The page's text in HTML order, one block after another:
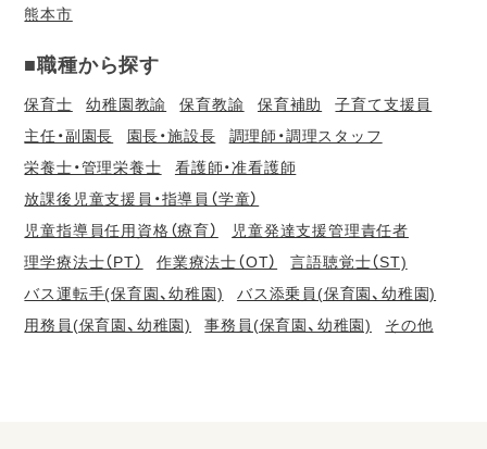
熊本市
■職種から探す
保育士 幼稚園教諭 保育教諭 保育補助
子育て支援員
主任・副園長
園長・施設長
調理師・調理スタッフ
栄養士・管理栄養士
看護師・准看護師
放課後児童支援員・指導員（学童）
児童指導員任用資格（療育）
児童発達支援管理責任者
理学療法士（PT）
作業療法士（OT）
言語聴覚士（ST)
バス運転手(保育園、幼稚園)
バス添乗員(保育園、幼稚園)
用務員(保育園、幼稚園)
事務員(保育園、幼稚園) その他